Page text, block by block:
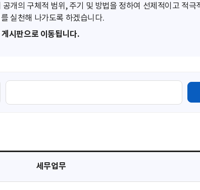
개의 구체적 범위, 주기 및 방법을 정하여 선제적이고 적
실천해 나가도록 하겠습니다.
시판으로 이동됩니다.
검
세무업무